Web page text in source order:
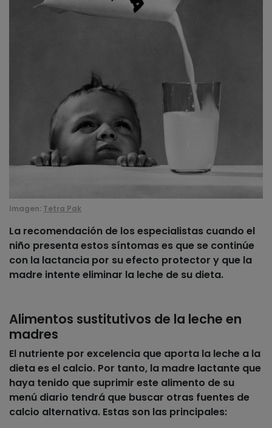
Imagen: Tetra Pak
La recomendación de los especialistas cuando el
niño presenta estos síntomas es que se continúe
con la lactancia por su efecto protector y que la
madre intente eliminar la leche de su dieta.
Alimentos sustitutivos de la leche en
madres
El nutriente por excelencia que aporta la leche a la
dieta es el calcio. Por tanto, la madre lactante que
haya tenido que suprimir este alimento de su
menú diario tendrá que buscar otras fuentes de
calcio alternativa. Estas son las principales: